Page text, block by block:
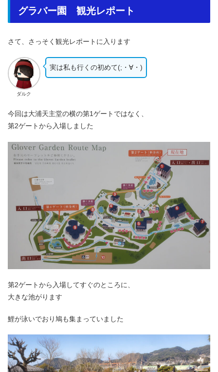
グラバー園 観光レポート
さて、さっそく観光レポートに入ります
ダルク
実は私も行くの初めて(;・∀・)
今回は大浦天主堂の横の第1ゲートではなく、
第2ゲートから入場しました
第2ゲートから入場してすぐのところに、
大きな池がります
鯉が泳いでおり鳩も集まっていました